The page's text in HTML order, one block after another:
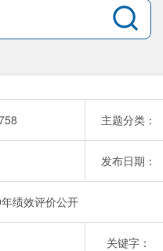
主题分类：
发布日期：
绩效评价公开
关键字：